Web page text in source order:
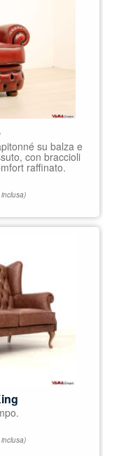
su balza e
con braccioli
raffinato.